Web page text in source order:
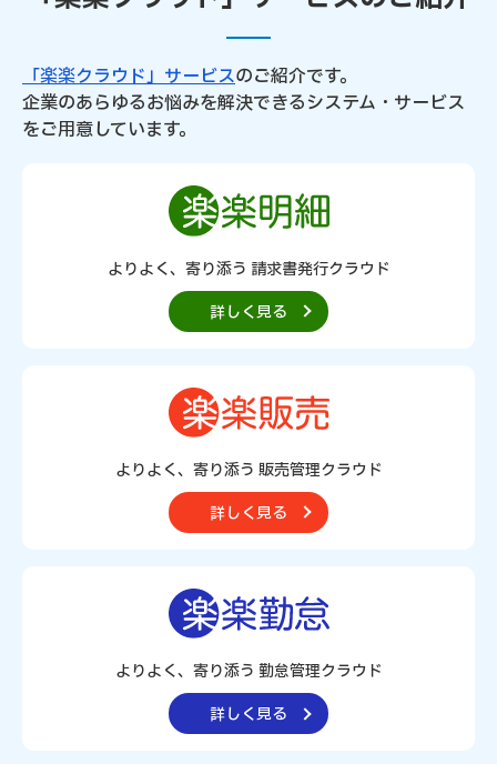
「楽楽クラウド」サービスのご紹介です。
企業のあらゆるお悩みを解決できるシステム・サービス
をご用意しています。
よりよく、寄り添う 請求書発行クラウド
詳しく見る
よりよく、寄り添う 販売管理クラウド
詳しく見る
よりよく、寄り添う 勤怠管理クラウド
詳しく見る